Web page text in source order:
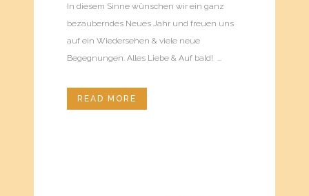
In diesem Sinne wünschen wir ein ganz
bezauberndes Neues Jahr und freuen uns
auf ein Wiedersehen & viele neue
Begegnungen. Alles Liebe & Auf bald! ...
READ MORE